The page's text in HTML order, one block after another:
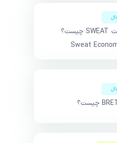
ارز دیجیتال سوئیت SWEAT چیست؟